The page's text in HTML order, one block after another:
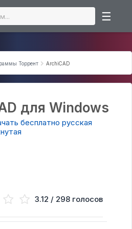
☰
торрент
Торрент ArchiCAD
для Windows
бесплатно русская
3.12 / 298 голосов